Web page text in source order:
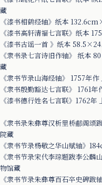
藏
《漆书相鹤经轴》纸本
《漆书高轩清福七言联》纸本
《漆书古谣一首 》纸本
《隶书录七言诗旧作轴》 纸本
藏
《隶书节录山海经轴》 1757年
《隶书殷勤豁达七言联》 1761
《漆书德行姓名七言联》1762年
《隶书录朱彝尊汉析里桥郙阁
院藏
《隶书节录杨敬之华山赋轴》
《隶书节录宋代李琮题跋李公
物馆藏
《隶书节录朱彝尊百石卒史碑